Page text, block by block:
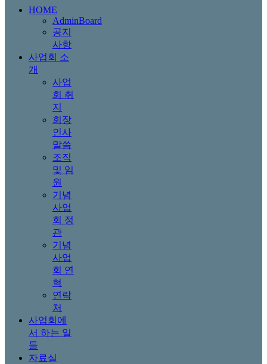
HOME
AdminBoard
공지
사항
사업회 소
개
사업
회 취
지
회장
인사
말씀
조직
및 임
원
기념
사업
회 정
관
기념
사업
회 연
혁
연락
처
사업회에
서 하는 일
들
자료실